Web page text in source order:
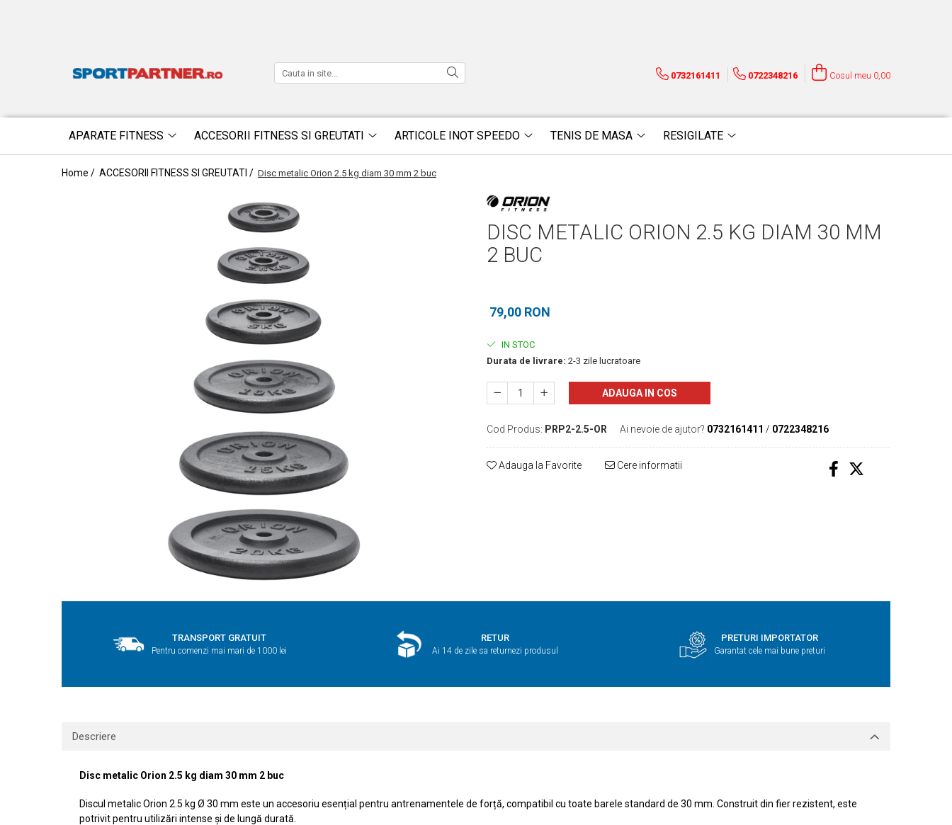
0732161411 0722348216 Cosul meu 0,00
APARATE FITNESS ACCESORII FITNESS SI GREUTATI ARTICOLE INOT SPEEDO TENIS DE MASA RESIGILATE
Home / ACCESORII FITNESS SI GREUTATI / Disc metalic Orion 2.5 kg diam 30 mm 2 buc
DISC METALIC ORION 2.5 KG DIAM 30 MM
2 BUC
79,00 RON
IN STOC
Durata de livrare: 2-3 zile lucratoare
ADAUGA IN COS
Cod Produs: PRP2-2.5-OR Ai nevoie de ajutor? 0732161411 / 0722348216
Adauga la Favorite Cere informatii
TRANSPORT GRATUIT
Pentru comenzi mai mari de 1000 lei
RETUR
Ai 14 de zile sa returnezi produsul
PRETURI IMPORTATOR
Garantat cele mai bune preturi
Descriere
Disc metalic Orion 2.5 kg diam 30 mm 2 buc
Discul metalic Orion 2.5 kg Ø 30 mm este un accesoriu esențial pentru antrenamentele de forță, compatibil cu toate barele standard de 30 mm. Construit din fier rezistent, este
potrivit pentru utilizări intense și de lungă durată.